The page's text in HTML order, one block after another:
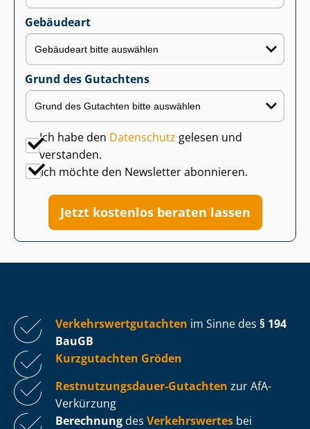
Gebäudeart
Grund des Gutachtens
Ich habe den Datenschutz gelesen und
verstanden.
Ich möchte den Newsletter abonnieren.
Jetzt kostenlos beraten lassen
Ver­kehrs­wert­gut­ach­ten im Sinne des § 194
BauGB
Kurzgutachten Gröden
Rest­nut­zungs­dau­er-Gutachten zur AfA-
Verkürzung
Berechnung des Verkehrswertes bei